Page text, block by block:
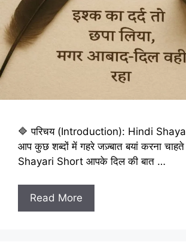
🔷 परिचय (Introduction): Hindi
आप कुछ शब्दों में गहरे जज़्बात बयां करना
Shayari Short आपके दिल की बात …
Read More